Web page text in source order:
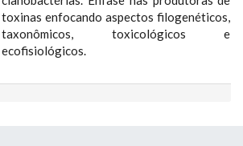
toxinas enfocando aspectos filogenéticos,
taxonômicos, toxicológicos e
ecofisiológicos.